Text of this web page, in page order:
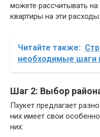
можете рассчитывать
квартиры на эти расходы.
Читайте также:
необходимые шаги
Шаг 2: Выбор
Пхукет предлагает
них имеет свои
них: